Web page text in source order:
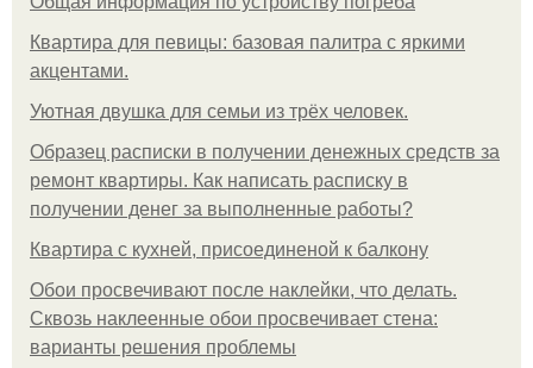
Квартира для певицы: базовая палитра с яркими
акцентами.
Уютная двушка для семьи из трёх человек.
Образец расписки в получении денежных средств за
ремонт квартиры. Как написать расписку в
получении денег за выполненные работы?
Квартира с кухней, присоединеной к балкону
Обои просвечивают после наклейки, что делать.
Сквозь наклеенные обои просвечивает стена:
варианты решения проблемы